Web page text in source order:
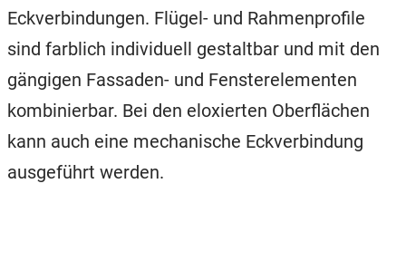
Eckverbindungen. Flügel- und Rahmenprofile
sind farblich individuell gestaltbar und mit den
gängigen Fassaden- und Fensterelementen
kombinierbar. Bei den eloxierten Oberflächen
kann auch eine mechanische Eckverbindung
ausgeführt werden.